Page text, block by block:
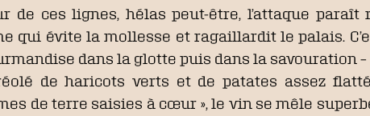
de ces lignes, hélas peut-être, l’attaque
qui évite la mollesse et ragaillardit le palais.
dans la glotte puis dans la savouration –
de haricots verts et de patates assez
de terre saisies à cœur », le vin se mêle